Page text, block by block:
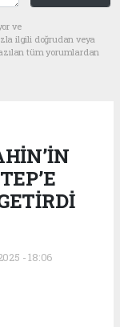
ve
ilgili doğrudan veya
tüm yorumlardan
- 18:06